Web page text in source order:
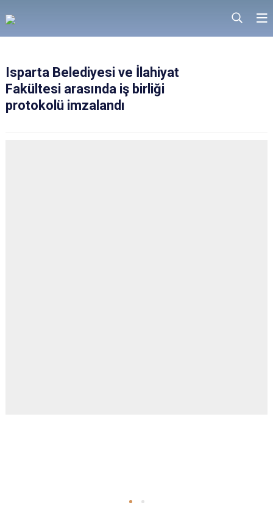
Isparta Belediyesi ve İlahiyat
Fakültesi arasında iş birliği
protokolü imzalandı